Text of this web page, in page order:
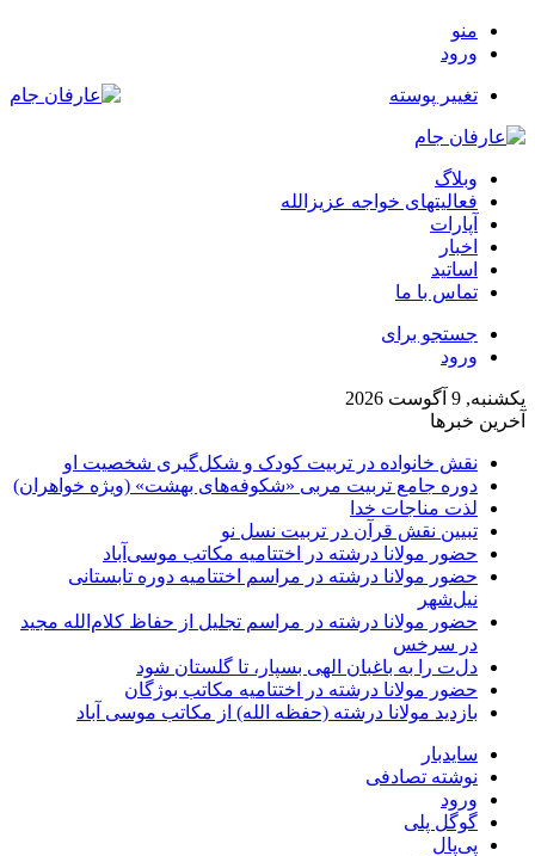
منو
ورود
تغییر پوسته
وبلاگ
فعالیتهای خواجه عزیزالله
آپارات
اخبار
اساتید
تماس با ما
جستجو برای
ورود
یکشنبه, 9 آگوست 2026
آخرین خبرها
نقش خانواده در تربیت کودک و شکل‌گیری شخصیت او
دوره جامع تربیت مربی «شکوفه‌های بهشت» (ویژه خواهران)
لذت مناجات خدا
تبیین نقش قرآن در تربیت نسل نو
حضور مولانا درشته در اختتامیه مکاتب موسی‌آباد
حضور مولانا درشته در مراسم اختتامیه دوره تابستانی
نیل‌شهر
حضور مولانا درشته در مراسم تجلیل از حفاظ کلام‌الله مجید
در سرخس
دل‌ت را به باغبان الهی بسپار، تا گلستان شود
حضور مولانا درشته در اختتامیه مکاتب بوژگان
بازدید مولانا درشته (حفظه الله) از مکاتب موسی آباد
سایدبار
نوشته تصادفی
ورود
گوگل پلی
پی‌پال